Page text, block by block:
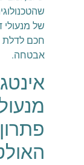
של מנעולי
חכם לדלת
אבטחה.